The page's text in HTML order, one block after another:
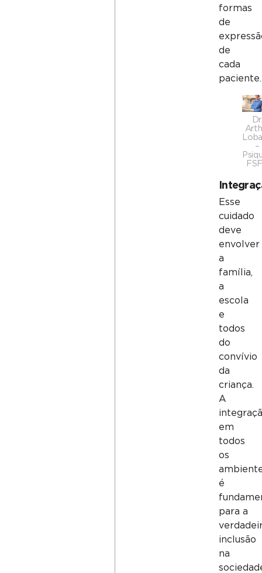
formas
de
de
cada
paciente.
Dr.
–
Esse
cuidado
deve
envolver
a
família,
a
escola
e
todos
do
convívio
da
criança.
A
em
todos
os
é
para a
inclusão
na